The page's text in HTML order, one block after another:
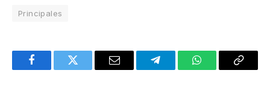
Principales
FacebookTwitter Email TelegramWhatsAppCopy